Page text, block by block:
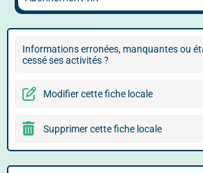
Informations erronées, manquantes ou
cessé ses activités ?
Modifier cette fiche locale
Supprimer cette fiche locale